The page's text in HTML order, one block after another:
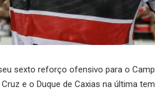
sexto reforço ofensivo para o
e o Duque de Caxias na última